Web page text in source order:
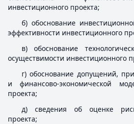
инвестиционного проекта;
б) обоснование
эффективности инвестиционного
в) обоснование
осуществимости инвестиционного
г) обоснование допущений,
и финансово-экономической
проекта;
д) сведения об оценке
проекта;